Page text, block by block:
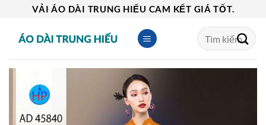
content
VẢI ÁO DÀI TRUNG HIẾU CAM KẾT GIÁ TỐT.
Tìm
kiếm: